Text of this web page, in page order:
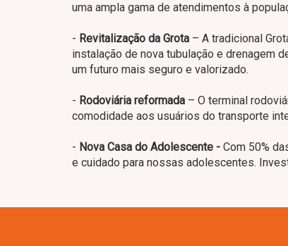
uma ampla gama de atendimentos à
- Revitalização da Grota – A tradicional
instalação de nova tubulação e drenagem
um futuro mais seguro e valorizado.
- Rodoviária reformada – O terminal
comodidade aos usuários do transporte
- Nova Casa do Adolescente - Com 50%
e cuidado para nossas adolescentes.